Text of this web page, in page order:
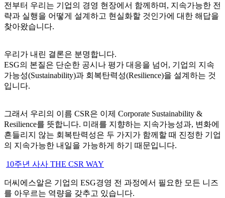
전부터 우리는 기업의 경영 현장에서 함께하며, 지속가능한 전
략과 실행을 어떻게 설계하고 현실화할 것인가에 대한 해답을
찾아왔습니다.
우리가 내린 결론은 분명합니다.
ESG의 본질은 단순한 공시나 평가 대응을 넘어, 기업의 지속
가능성(Sustainability)과 회복탄력성(Resilience)을 설계하는 것
입니다.
그래서 우리의 이름 CSR은 이제 Corporate Sustainability &
Resilience를 뜻합니다. 미래를 지향하는 지속가능성과, 변화에
흔들리지 않는 회복탄력성은 두 가지가 함께할 때 진정한 기업
의 지속가능한 내일을 가능하게 하기 때문입니다.
10주년 사사 THE CSR WAY
더씨에스알은 기업의 ESG경영 전 과정에서 필요한 모든 니즈
를 아우르는 역량을 갖추고 있습니다.